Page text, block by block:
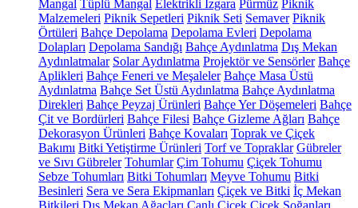
Mangal Tüplü Mangal Elektrikli Izgara Pürmüz Piknik
Malzemeleri Piknik Sepetleri Piknik Seti Semaver Piknik
Örtüleri Bahçe Depolama Depolama Evleri Depolama
Dolapları Depolama Sandığı Bahçe Aydınlatma Dış Mekan
Aydınlatmalar Solar Aydınlatma Projektör ve Sensörler Bahçe
Aplikleri Bahçe Feneri ve Meşaleler Bahçe Masa Üstü
Aydınlatma Bahçe Set Üstü Aydınlatma Bahçe Aydınlatma
Direkleri Bahçe Peyzaj Ürünleri Bahçe Yer Döşemeleri Bahçe
Çit ve Bordürleri Bahçe Filesi Bahçe Gizleme Ağları Bahçe
Dekorasyon Ürünleri Bahçe Kovaları Toprak ve Çiçek
Bakımı Bitki Yetiştirme Ürünleri Torf ve Topraklar Gübreler
ve Sıvı Gübreler Tohumlar Çim Tohumu Çiçek Tohumu
Sebze Tohumları Bitki Tohumları Meyve Tohumu Bitki
Besinleri Sera ve Sera Ekipmanları Çiçek ve Bitki İç Mekan
Bitkileri Dış Mekan Ağaçları Canlı Çiçek Çiçek Soğanları